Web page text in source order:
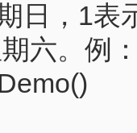
日，1表
六。例